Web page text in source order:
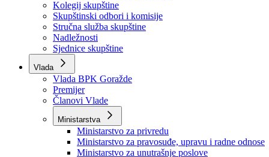
Rukovodstvo
Poslanici po strankama
Poslanici po klubovima naroda
Kolegij skupštine
Skupštinski odbori i komisije
Stručna služba skupštine
Nadležnosti
Sjednice skupštine
Vlada
Vlada BPK Goražde
Premijer
Članovi Vlade
Ministarstva